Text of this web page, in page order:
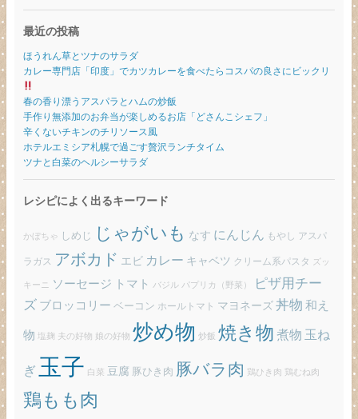
最近の投稿
ほうれん草とツナのサラダ
カレー専門店「印度」でカツカレーを食べたらコスパの良さにビックリ
春の香り漂うアスパラとハムの炒飯
手作り無添加のお弁当が楽しめるお店「どさんこシェフ」
辛くないチキンのチリソース風
ホテルエミシア札幌で過ごす贅沢ランチタイム
ツナと白菜のヘルシーサラダ
レシピによく出るキーワード
かぼちゃ しめじ じゃがいも なす にんじん もやし アスパ
ラガス アボカド エビ カレー キャベツ クリーム系パスタ ズッ
キーニ ソーセージ トマト バジル パプリカ（野菜）
ピザ用チー
ズ ブロッコリー ベーコン ホールトマト マヨネーズ丼物 和え
物 塩麹 夫の好物 娘の好物 炒め物 炒飯 焼き物煮物 玉ね
ぎ玉子 白菜 豆腐 豚ひき肉 豚バラ肉 鶏ひき肉 鶏むね肉
鶏もも肉